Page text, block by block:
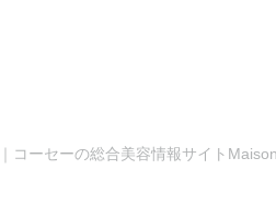
ーセーの総合美容情報サイト